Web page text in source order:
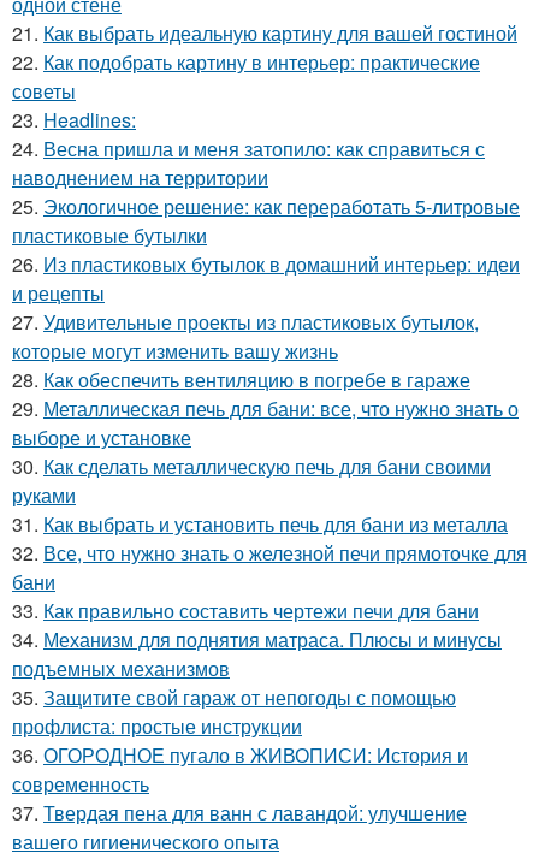
21. Как выбрать идеальную картину для вашей гостиной
22. Как подобрать картину в интерьер: практические
советы
23. Headlines:
24. Весна пришла и меня затопило: как справиться с
наводнением на территории
25. Экологичное решение: как переработать 5-литровые
пластиковые бутылки
26. Из пластиковых бутылок в домашний интерьер: идеи
и рецепты
27. Удивительные проекты из пластиковых бутылок,
которые могут изменить вашу жизнь
28. Как обеспечить вентиляцию в погребе в гараже
29. Металлическая печь для бани: все, что нужно знать о
выборе и установке
30. Как сделать металлическую печь для бани своими
руками
31. Как выбрать и установить печь для бани из металла
32. Все, что нужно знать о железной печи прямоточке для
бани
33. Как правильно составить чертежи печи для бани
34. Механизм для поднятия матраса. Плюсы и минусы
подъемных механизмов
35. Защитите свой гараж от непогоды с помощью
профлиста: простые инструкции
36. ОГОРОДНОЕ пугало в ЖИВОПИСИ: История и
современность
37. Твердая пена для ванн с лавандой: улучшение
вашего гигиенического опыта